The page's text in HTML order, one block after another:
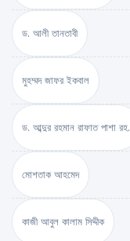
ড. আলী তানতাবী
মুহম্মদ জাফর ইকবাল
ড. আব্দুর রহমান রাফাত পাশা রহ.
মোশতাক আহমেদ
কাজী আবুল কালাম সিদ্দীক